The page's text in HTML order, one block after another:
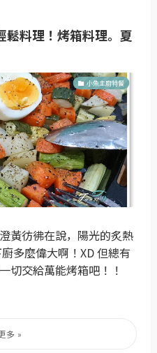
鬆料理！烤箱料理。夏
小魚主廚特餐
黃彷彿在說，陽光的炙熱
多麼偉大啊！XD 但總有
切交給萬能烤箱吧！！